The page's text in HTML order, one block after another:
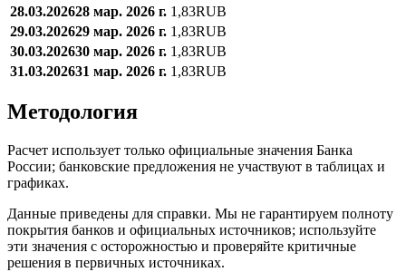
28.03.202628 мар. 2026 г. 1,83RUB
29.03.202629 мар. 2026 г. 1,83RUB
30.03.202630 мар. 2026 г. 1,83RUB
31.03.202631 мар. 2026 г. 1,83RUB
Методология
Расчет использует только официальные значения Банка
России; банковские предложения не участвуют в таблицах и
графиках.
Данные приведены для справки. Мы не гарантируем полноту
покрытия банков и официальных источников; используйте
эти значения с осторожностью и проверяйте критичные
решения в первичных источниках.